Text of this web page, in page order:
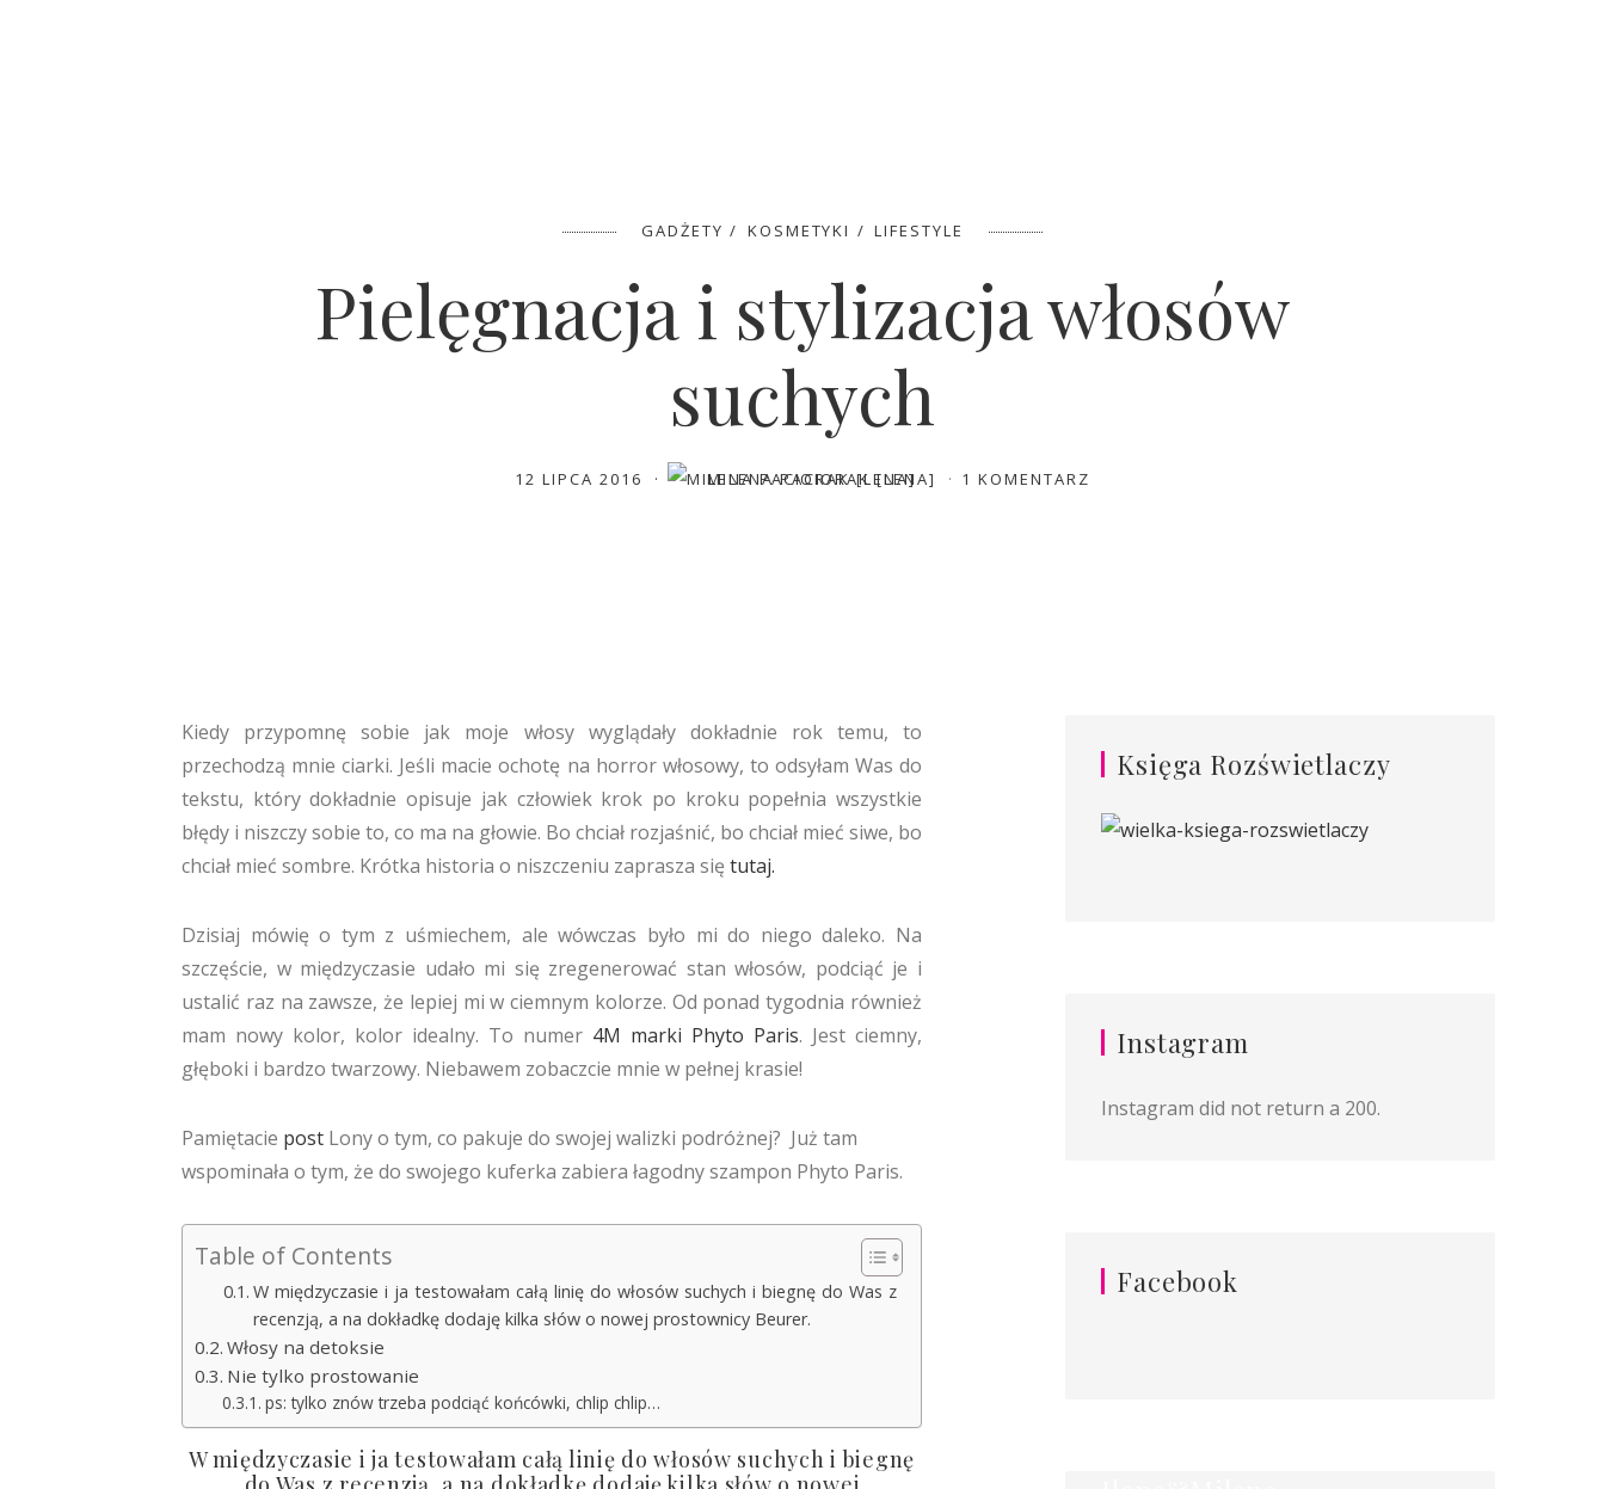
GADŻETY KOSMETYKI LIFESTYLE
Pielęgnacja i stylizacja włosów
suchych
12 LIPCA 2016 MILENA PACIORAK [LENA] 1 KOMENTARZ
Kiedy przypomnę sobie jak moje włosy wyglądały dokładnie rok temu, to
przechodzą mnie ciarki. Jeśli macie ochotę na horror włosowy, to odsyłam Was do
tekstu, który dokładnie opisuje jak człowiek krok po kroku popełnia wszystkie
błędy i niszczy sobie to, co ma na głowie. Bo chciał rozjaśnić, bo chciał mieć siwe, bo
chciał mieć sombre. Krótka historia o niszczeniu zaprasza się tutaj.
Dzisiaj mówię o tym z uśmiechem, ale wówczas było mi do niego daleko. Na
szczęście, w międzyczasie udało mi się zregenerować stan włosów, podciąć je i
ustalić raz na zawsze, że lepiej mi w ciemnym kolorze. Od ponad tygodnia również
mam nowy kolor, kolor idealny. To numer 4M marki Phyto Paris. Jest ciemny,
głęboki i bardzo twarzowy. Niebawem zobaczcie mnie w pełnej krasie!
Pamiętacie post Lony o tym, co pakuje do swojej walizki podróżnej? Już tam
wspominała o tym, że do swojego kuferka zabiera łagodny szampon Phyto Paris.
Table of Contents
W międzyczasie i ja testowałam całą linię do włosów suchych i biegnę do Was z
recenzją, a na dokładkę dodaję kilka słów o nowej prostownicy Beurer.
Włosy na detoksie
Nie tylko prostowanie
ps: tylko znów trzeba podciąć końcówki, chlip chlip…
W międzyczasie i ja testowałam całą linię do włosów suchych i biegnę
Księga Rozświetlaczy
Instagram
Instagram did not return a 200.
Facebook